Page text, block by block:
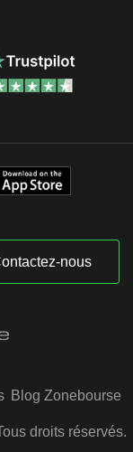
nous
Blog Zonebourse
droits réservés.